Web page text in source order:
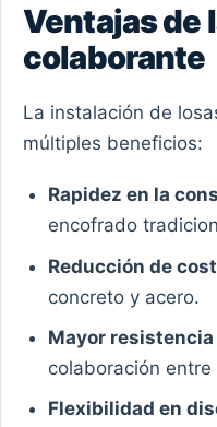
Ventajas de
colaborante
La instalación de
múltiples beneficios:
Rapidez en la
encofrado
Reducción de
concreto y acero.
Mayor
colaboración
Flexibilidad en